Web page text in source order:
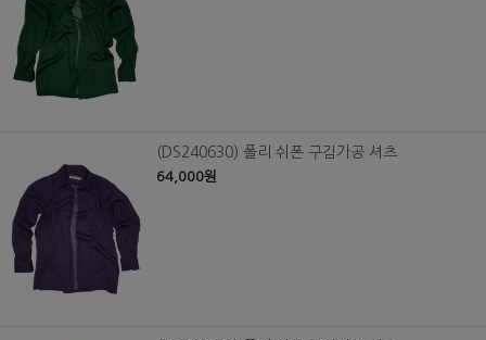
(DS240630) 폴리 쉬폰 구김가공 셔츠
64,000원